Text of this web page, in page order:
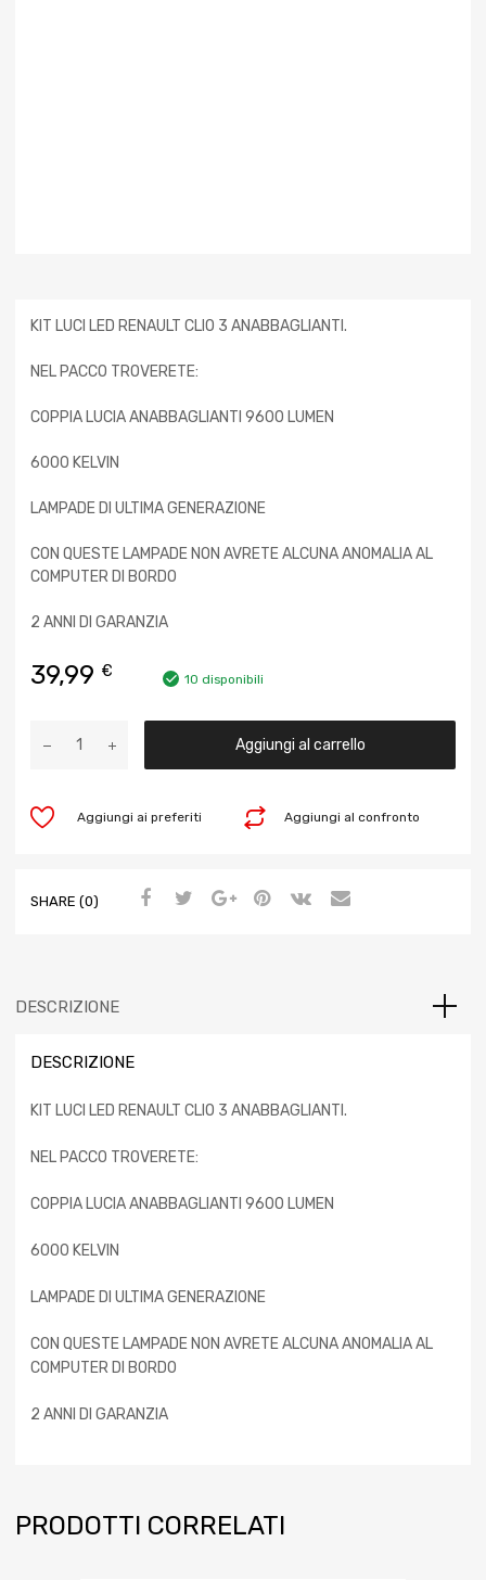
KIT LUCI LED RENAULT CLIO 3 ANABBAGLIANTI.
NEL PACCO TROVERETE:
COPPIA LUCIA ANABBAGLIANTI 9600 LUMEN
6000 KELVIN
LAMPADE DI ULTIMA GENERAZIONE
CON QUESTE LAMPADE NON AVRETE ALCUNA ANOMALIA AL
COMPUTER DI BORDO
2 ANNI DI GARANZIA
39,99 € 10 disponibili
Aggiungi al carrello
Aggiungi al confronto
Aggiungi ai preferiti
SHARE (0)
DESCRIZIONE
DESCRIZIONE
KIT LUCI LED RENAULT CLIO 3 ANABBAGLIANTI.
NEL PACCO TROVERETE:
COPPIA LUCIA ANABBAGLIANTI 9600 LUMEN
6000 KELVIN
LAMPADE DI ULTIMA GENERAZIONE
CON QUESTE LAMPADE NON AVRETE ALCUNA ANOMALIA AL
COMPUTER DI BORDO
2 ANNI DI GARANZIA
PRODOTTI CORRELATI